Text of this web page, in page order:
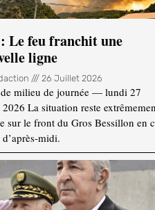
Le feu franchit une
ligne
26 Juillet 2026
milieu de journée — lundi 27
La situation reste
sur le front du Gros Bessillon en
midi.